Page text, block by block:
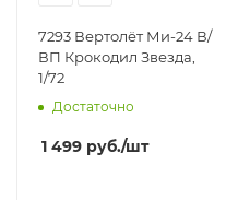
7293 Вертолёт Ми-24 В/
ВП Крокодил Звезда,
1/72
Достаточно
1 499 руб./шт